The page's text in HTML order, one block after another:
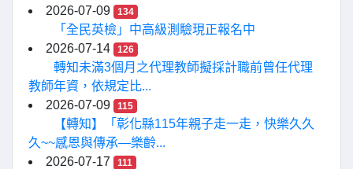
2026-07-09
134
「全民英檢」中高級測驗現正報名中
2026-07-14
126
轉知未滿3個月之代理教師擬採計職前曾任代理
教師年資，依規定比...
2026-07-09
115
【轉知】「彰化縣115年親子走一走，快樂久久
久~~感恩與傳承—樂齡...
2026-07-17
111